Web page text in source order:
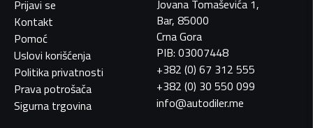
Prijavi se
Kontakt
Pomoć
Uslovi korišćenja
Politika privatnosti
Prava potrošača
Sigurna trgovina
Jovana Tomaševića 1,
Bar, 85000
Crna Gora
PIB: 03007448
+382 (0) 67 312 555
+382 (0) 30 550 099
info@autodiler.me